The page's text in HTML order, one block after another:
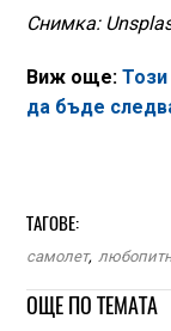
Снимка:
Виж още:
да бъде
ТАГОВЕ:
самолет,
ОЩЕ ПО ТЕМАТА